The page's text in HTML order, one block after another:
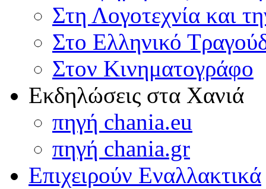
Στη Λογοτεχνία και
Στο Ελληνικό
Στον Κινηματογράφο
Εκδηλώσεις στα Χανιά
πηγή chania.eu
πηγή chania.gr
Επιχειρούν Εναλλακτικά